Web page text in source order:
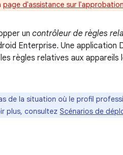
page d'assistance sur
un contrôleur de règles
Enterprise. Une application
règles relatives aux
de la situation où le profil
plus, consultez Scénarios de